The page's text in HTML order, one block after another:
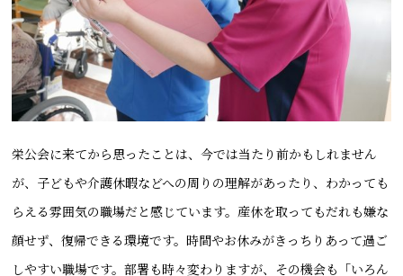
栄公会に来てから思ったことは、今では当たり前かもしれません
が、子どもや介護休暇などへの周りの理解があったり、わかっても
らえる雰囲気の職場だと感じています。産休を取ってもだれも嫌な
顔せず、復帰できる環境です。時間やお休みがきっちりあって過ご
しやすい職場です。部署も時々変わりますが、その機会も「いろん